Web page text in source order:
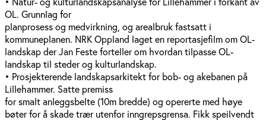
OL. Grunnlag for
planprosess og medvirkning, og arealbruk fastsatt i
kommuneplanen. NRK Oppland laget en reportasjefilm om OL-
landskap der Jan Feste forteller om hvordan tilpasse OL-
landskap til steder og kulturlandskap.
• Prosjekterende landskapsarkitekt for bob- og akebanen på
Lillehammer. Satte premiss
for smalt anleggsbelte (10m bredde) og opererte med høye
bøter for å skade trær utenfor inngrepsgrensa. Fikk speilvendt